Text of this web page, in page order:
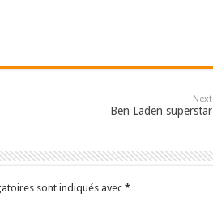
Next
Ben Laden superstar
sont indiqués avec *